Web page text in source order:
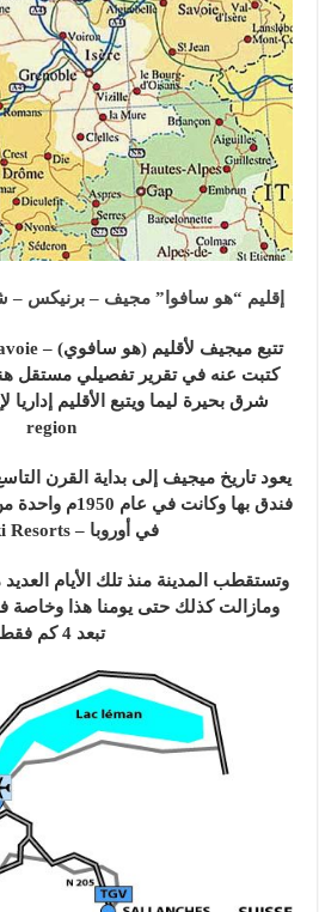
إقليم “هو سافوا” مجيف – برنيكس –
كتبت عنه في تقرير تفصيلي مستقل
region
يعود تاريخ ميجيف إلى بداية القرن
فندق بها وكانت
في أوروبا – Best Ski Resorts
وتستقطب المدينة منذ تلك الأيام
تبعد 4 كم فقط